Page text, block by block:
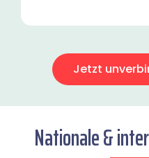
Jetzt
Nationale &